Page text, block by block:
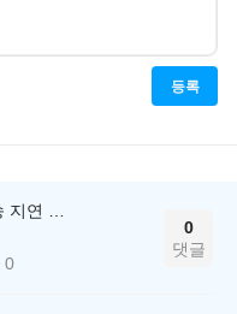
등록
[공지] 물류사 휴무로 인한 배송 지연 안내
0
0
댓글